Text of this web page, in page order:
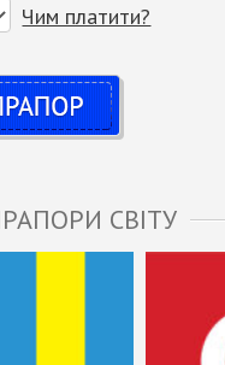
Чим платити?
СВІТУ